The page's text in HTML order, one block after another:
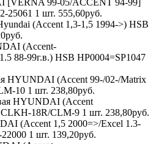
25061 1 шт. 555,60руб.
(Accent 1,3-1,5 1994->) HSB
(Accent-
88-99г.в.) HSB HP0004=SP1047
HYUNDAI (Accent 99-/02-/Matrix
10 1 шт. 238,80руб.
HYUNDAI (Accent
18R/CLM-9 1 шт. 238,80руб.
(Accent 1,5 2000=>/Excel 1.3-
1 шт. 139,20руб.